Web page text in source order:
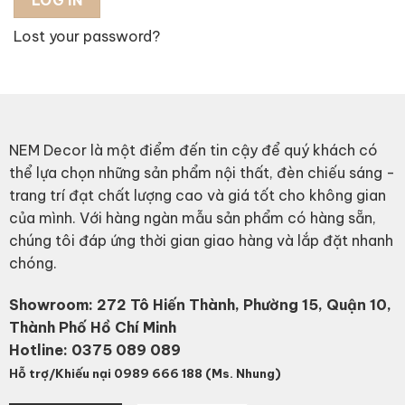
Lost your password?
NEM Decor là một điểm đến tin cậy để quý khách có
thể lựa chọn những sản phẩm nội thất, đèn chiếu sáng -
trang trí đạt chất lượng cao và giá tốt cho không gian
của mình. Với hàng ngàn mẫu sản phẩm có hàng sẵn,
chúng tôi đáp ứng thời gian giao hàng và lắp đặt nhanh
chóng.
Showroom: 272 Tô Hiến Thành, Phường 15, Quận 10,
Thành Phố Hồ Chí Minh
Hotline: 0375 089 089
Hỗ trợ/Khiếu nại 0989 666 188 (Ms. Nhung)